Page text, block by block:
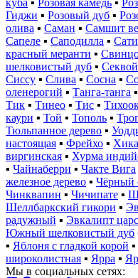
Гиджи ▪ Розовый дуб ▪
олива ▪ Саман ▪ Самшит
Сапеле ▪ Саподилла ▪
красный меранти ▪
шелковистый дуб ▪
Сиссу ▪ Слива ▪ Сосна ▪
оленерогий ▪ Танга-танга ▪
Тик ▪ Тинео ▪ Тис ▪
каури ▪ Той ▪ Тополь ▪
Тюльпанное дерево ▪
настоящая ▪ Фрейхо ▪
виргинская ▪ Хурма
▪ Чайнаберри ▪ Чакте Вига
железное дерево ▪ Чёрный
Чинквапин ▪ Чичипате ▪
Шеллбаркский гикори ▪
радужный ▪ Эвкалипт
Южный шелковистый дуб
▪ Яблоня с гладкой корой ▪
широколистная ▪ Ярра ▪
Мы в социальных сетях: